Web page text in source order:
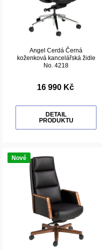
Angel Cerdá Černá
koženková kancelářská židle
No. 4218
16 990 Kč
DETAIL
PRODUKTU
Nové